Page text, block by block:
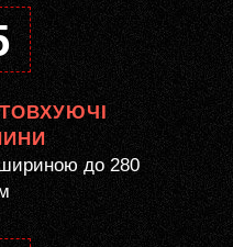
шириною до 280